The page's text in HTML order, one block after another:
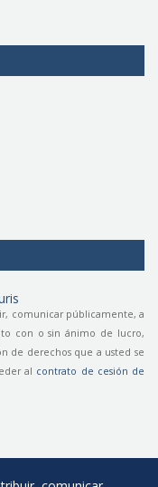
comunicar públicamente, a
con o sin ánimo de lucro,
de derechos que a usted se
al contrato de cesión de